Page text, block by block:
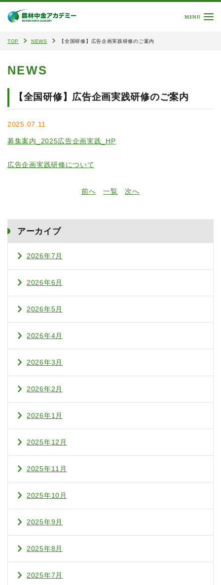
MENU
TOP NEWS 【全国研修】広告企画実践研修のご案内
NEWS
【全国研修】広告企画実践研修のご案内
2025.07.11
募集案内_2025広告企画実践_HP
広告企画実践研修について
前へ 一覧 次へ
アーカイブ
2026年7月
2026年6月
2026年5月
2026年4月
2026年3月
2026年2月
2026年1月
2025年12月
2025年11月
2025年10月
2025年9月
2025年8月
2025年7月